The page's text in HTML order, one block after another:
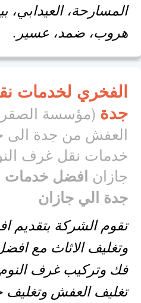
المسارحة، العيدابي،
هروب، ضمد، عسير.
الفخري لخدمات
جدة(مؤسسة الصقر
العفش من جدة الى
خدمات نقل غرف
جازانافضل خدمات
جدة الي جازان
تقوم الشركة بتقديم
وتغليف الاثاث مع
فك وتركيب غرف النوم
تغليف العفش وتغليف